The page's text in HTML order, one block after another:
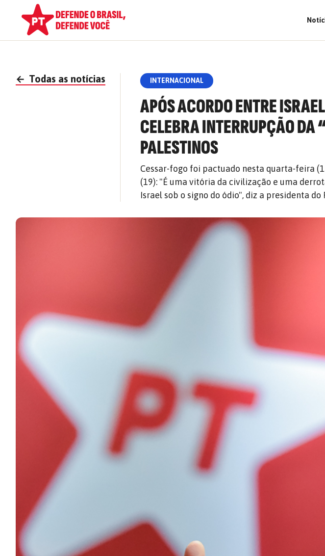
← Todas as notícias INTERNACIONAL
APÓS ACORDO ENTRE
CELEBRA INTERRUPÇÃO
PALESTINOS
Cessar-fogo foi pactuado nesta quarta-feira
(19): "É uma vitória da civilização e uma
Israel sob o signo do ódio", diz a presidenta do